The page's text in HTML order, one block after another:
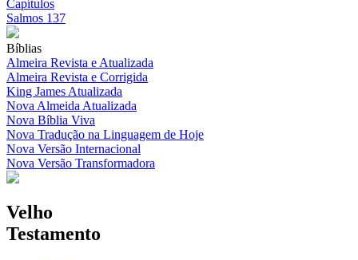
Capítulos
Salmos 137
Bíblias
Almeira Revista e Atualizada
Almeira Revista e Corrigida
King James Atualizada
Nova Almeida Atualizada
Nova Bíblia Viva
Nova Tradução na Linguagem de Hoje
Nova Versão Internacional
Nova Versão Transformadora
Velho
Testamento